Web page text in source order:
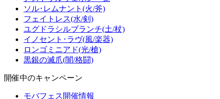
ソル･レムナント(火/斧)
フェイトレス(水/剣)
ユグドラシルブランチ(土/杖)
イノセント･ラヴ(風/楽器)
ロンゴミニアド(光/槍)
黒銀の滅爪(闇/格闘)
開催中のキャンペーン
モバフェス開催情報